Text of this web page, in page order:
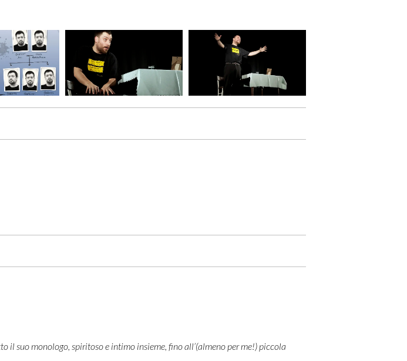
suo monologo, spiritoso e intimo insieme, fino all’(almeno per me!) piccola